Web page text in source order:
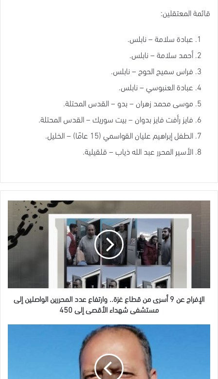
قائمة المعتقلين:
عبادة سلامة – نابلس.
أحمد سلامة – نابلس.
فراس سميح الحوح – نابلس.
عبادة العنبوسي – نابلس.
موسى محمد زهران – بدو – القدس المحتلة.
فايز رأفت فايز بدوان – بيت سوريك – القدس المحتلة.
الطفل إبراهيم عليان القواسمي (15 عامًا) – الخليل.
الأسير المحرر عبد الله ذياب – قلقيلية.
عن
عدد
المحررين
الواصلين
مستشفى
الإفراج عن 9 أسرى من قطاع غزة.. وارتفاع عدد المحررين الواصلين إلى
مستشفى شهداء الأقصى إلى 450